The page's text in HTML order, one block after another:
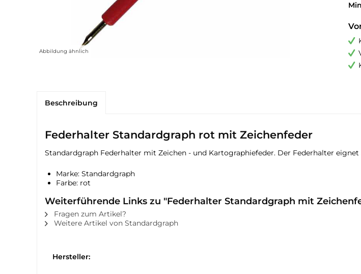
Abbildung ähnlich
Beschreibung
Federhalter Standardgraph rot mit Zeichenfeder
Standardgraph Federhalter mit Zeichen - und Kartographiefeder. Der Federhalter
Marke: Standardgraph
Farbe: rot
Weiterführende Links zu "Federhalter Standardgraph mit
Fragen zum Artikel?
Weitere Artikel von Standardgraph
Hersteller: